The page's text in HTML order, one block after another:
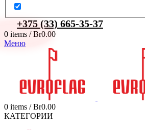
+375 (33) 665-35-37
0 items / Br0.00
Меню
0 items / Br0.00
КАТЕГОРИИ